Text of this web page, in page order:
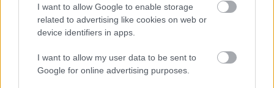
I want to allow Google to enable storage
related to advertising like cookies on web or
device identifiers in apps.
I want to allow my user data to be sent to
Google for online advertising purposes.